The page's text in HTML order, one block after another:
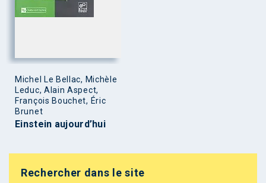
Michel Le Bellac, Michèle
Leduc, Alain Aspect,
François Bouchet, Éric
Brunet
Einstein aujourd’hui
Rechercher dans le site